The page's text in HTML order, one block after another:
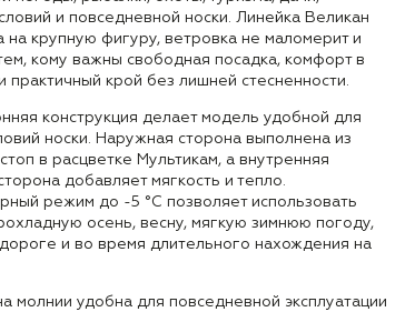
и повседневной носки. Линейка Великан
на крупную фигуру, ветровка не маломерит и
кому важны свободная посадка, комфорт в
практичный крой без лишней стесненности.
конструкция делает модель удобной для
носки. Наружная сторона выполнена из
в расцветке Мультикам, а внутренняя
добавляет мягкость и тепло.
режим до -5 °C позволяет использовать
осень, весну, мягкую зимнюю погоду,
и во время длительного нахождения на
молнии удобна для повседневной эксплуатации